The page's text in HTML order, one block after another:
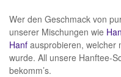
Wer den Geschmack von
unserer Mischungen wie
Hanf ausprobieren, welcher
wurde. All unsere Hanftee-
bekomm’s.